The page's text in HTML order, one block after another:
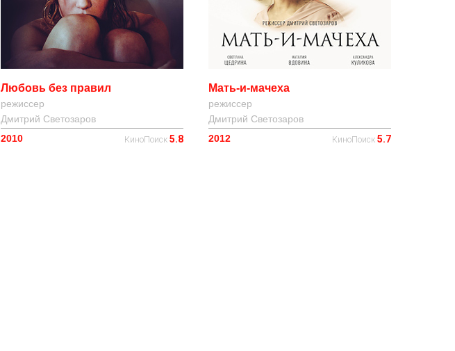
Любовь без правил
режиссер
Дмитрий Светозаров
2010
КиноПоиск 5.8
Мать-и-мачеха
режиссер
Дмитрий Светозаров
2012
КиноПоиск 5.7